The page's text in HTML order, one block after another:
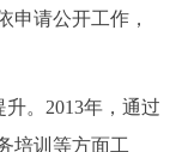
РУССКИЙ ЯЗЫК
申请公开工作，
。2013年，通过
培训等方面工